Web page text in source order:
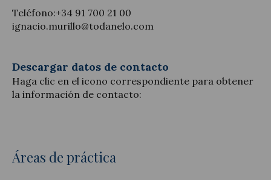
Teléfono:+34 91 700 21 00
ignacio.murillo@todanelo.com
Descargar datos de contacto
Haga clic en el icono correspondiente para obtener
la información de contacto:
Áreas de práctica